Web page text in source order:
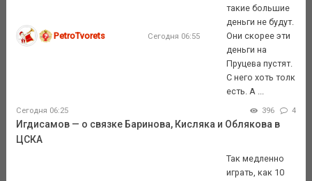
PetroTvorets Сегодня 06:55
такие большие
деньги не будут.
Они скорее эти
деньги на
Пруцева пустят.
С него хоть толк
есть. А ...
Сегодня 06:25 396 4
Игдисамов — о связке Баринова, Кисляка и Облякова в
ЦСКА
Так медленно
играть, как 10